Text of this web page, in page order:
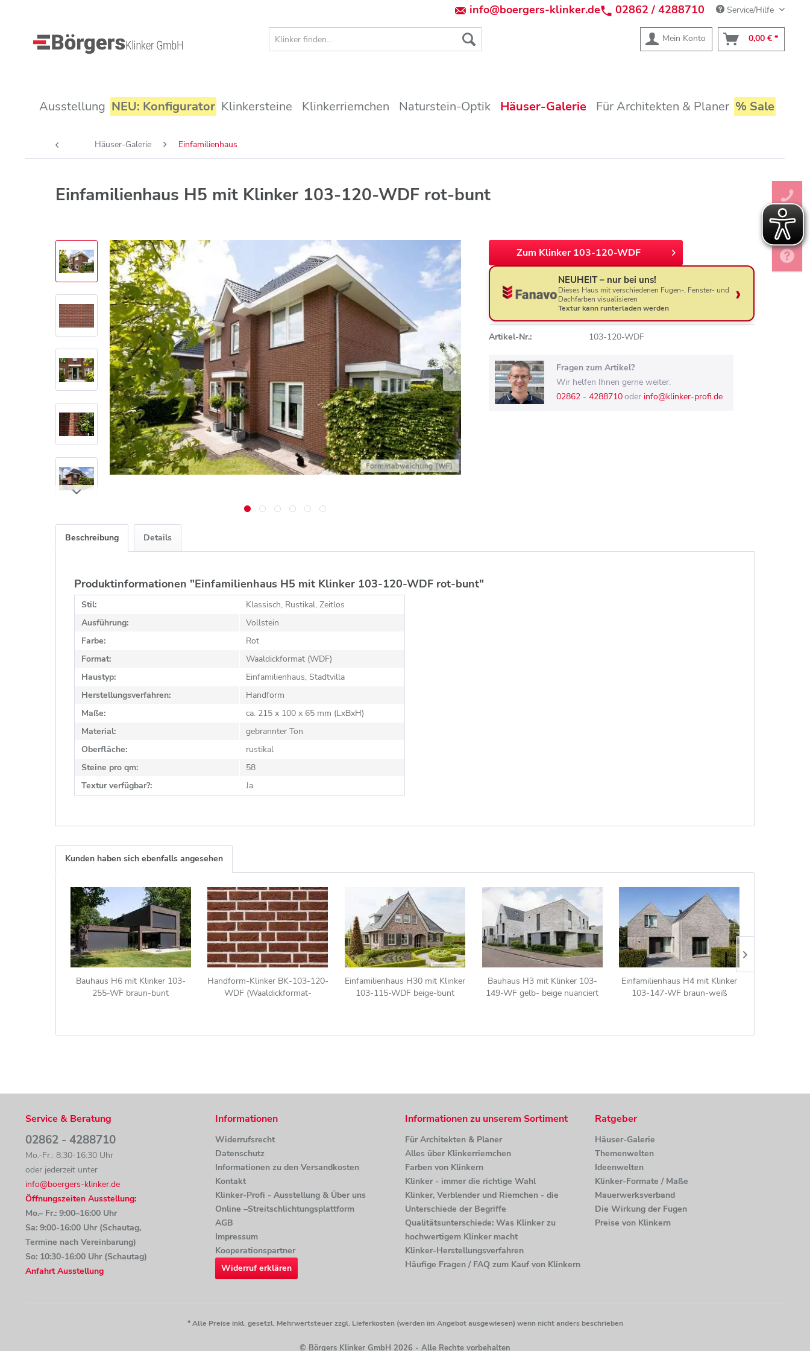
info@boergers-klinker.de 02862 / 4288710 Service/Hilfe
Mein Konto 0,00 € *
Ausstellung NEU: Konfigurator Klinkersteine Klinkerriemchen Naturstein-Optik Häuser-Galerie Für Architekten & Planer % Sale
Häuser-Galerie Einfamilienhaus
Einfamilienhaus H5 mit Klinker 103-120-WDF rot-bunt
Zum Klinker 103-120-WDF
NEUHEIT – nur bei uns!
Dieses Haus mit verschiedenen Fugen-, Fenster- und
Dachfarben visualisieren
Textur kann runterladen werden
Artikel-Nr.: 103-120-WDF
Fragen zum Artikel?
Wir helfen Ihnen gerne weiter.
02862 - 4288710oder info@klinker-profi.de
Beschreibung Details
Produktinformationen "Einfamilienhaus H5 mit Klinker 103-120-WDF rot-bunt"
Stil:
Klassisch, Rustikal, Zeitlos
Ausführung:
Vollstein
Farbe:
Rot
Format:
Waaldickformat (WDF)
Haustyp:
Einfamilienhaus, Stadtvilla
Herstellungsverfahren:
Handform
Maße:
ca. 215 x 100 x 65 mm (LxBxH)
Material:
gebrannter Ton
Oberfläche:
rustikal
Steine pro qm:
58
Textur verfügbar?:
Ja
Kunden haben sich ebenfalls angesehen
Bauhaus H6 mit Klinker 103-
255-WF braun-bunt
Handform-Klinker BK-103-120-
WDF (Waaldickformat-
Einfamilienhaus H30 mit Klinker
103-115-WDF beige-bunt
Bauhaus H3 mit Klinker 103-
149-WF gelb- beige nuanciert
Einfamilienhaus H4 mit Klinker
103-147-WF braun-weiß
Service & Beratung
02862 - 4288710
Mo.-Fr.: 8:30-16:30 Uhr
oder jederzeit unter
info@boergers-klinker.de
Öffnungszeiten Ausstellung:
Mo.– Fr.: 9:00–16:00 Uhr
Sa: 9:00-16:00 Uhr (Schautag,
Termine nach Vereinbarung)
So: 10:30-16:00 Uhr (Schautag)
Anfahrt Ausstellung
Informationen
Widerrufsrecht
Datenschutz
Informationen zu den Versandkosten
Kontakt
Klinker-Profi - Ausstellung & Über uns
Online –Streitschlichtungsplattform
AGB
Impressum
Kooperationspartner
Widerruf erklären
Informationen zu unserem Sortiment
Für Architekten & Planer
Alles über Klinkerriemchen
Farben von Klinkern
Klinker - immer die richtige Wahl
Klinker, Verblender und Riemchen - die
Unterschiede der Begriffe
Qualitätsunterschiede: Was Klinker zu
hochwertigem Klinker macht
Klinker-Herstellungsverfahren
Häufige Fragen / FAQ zum Kauf von Klinkern
Ratgeber
Häuser-Galerie
Themenwelten
Ideenwelten
Klinker-Formate / Maße
Mauerwerksverband
Die Wirkung der Fugen
Preise von Klinkern
* Alle Preise inkl. gesetzl. Mehrwertsteuer zzgl. Lieferkosten (werden im Angebot ausgewiesen) wenn nicht anders beschrieben
© Börgers Klinker GmbH 2026 - Alle Rechte vorbehalten